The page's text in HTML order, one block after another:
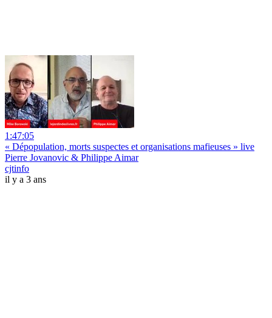
1:47:05
« Dépopulation, morts suspectes et organisations mafieuses » live
Pierre Jovanovic & Philippe Aimar
cjtinfo
il y a 3 ans